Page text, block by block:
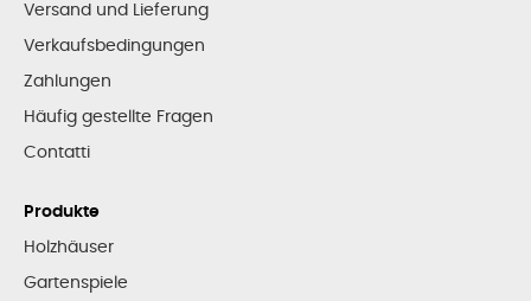
Versand und Lieferung
Verkaufsbedingungen
Zahlungen
Häufig gestellte Fragen
Contatti
Produkte
Holzhäuser
Gartenspiele